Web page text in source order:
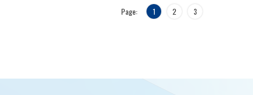
Page: 1 2 3